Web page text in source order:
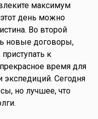
максимум
день можно
Во второй
новые договоры,
к
время для
экспедиций. Сегодня
но лучшее, что